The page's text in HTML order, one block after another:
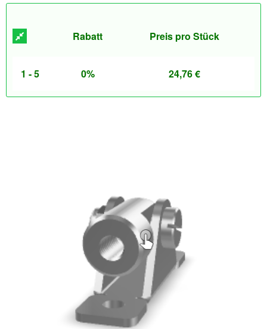
Rabatt Preis pro Stück
1 - 5 0% 24,76€